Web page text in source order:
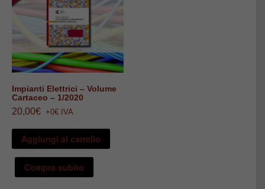
Impianti Elettrici – Volume
Cartaceo – 1/2020
20,00€ +0€ IVA
Aggiungi al carrello
Compra subito